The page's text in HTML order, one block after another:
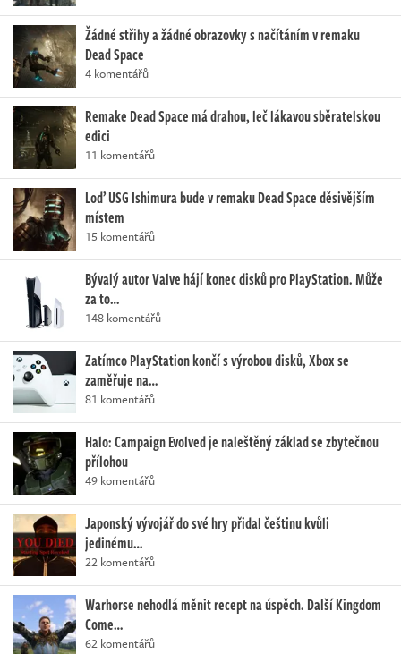
Žádné střihy a žádné obrazovky s načítáním v remaku
Dead Space
4 komentářů
Remake Dead Space má drahou, leč lákavou sběratelskou
edici
11 komentářů
Loď USG Ishimura bude v remaku Dead Space děsivějším
místem
15 komentářů
Bývalý autor Valve hájí konec disků pro PlayStation. Může
za to…
148 komentářů
Zatímco PlayStation končí s výrobou disků, Xbox se
zaměřuje na…
81 komentářů
Halo: Campaign Evolved je naleštěný základ se zbytečnou
přílohou
49 komentářů
Japonský vývojář do své hry přidal češtinu kvůli
jedinému…
22 komentářů
Warhorse nehodlá měnit recept na úspěch. Další Kingdom
Come…
62 komentářů